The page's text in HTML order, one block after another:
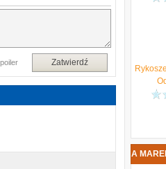
Zatwierdź
Od
NOWA KSIĄŻKA